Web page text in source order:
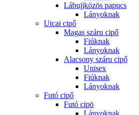
Lábujjközös papucs
Lányoknak
Utcai cipő
Magas száru cipő
Fiúknak
Lányoknak
Alacsony száru cipő
Unisex
Fiúknak
Lányoknak
Futó cipő
Futó cipö
Lányoknak